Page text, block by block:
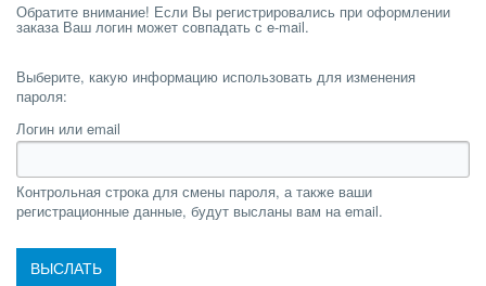
Выберите, какую информацию использовать для изменения
пароля:
Логин или email
Контрольная строка для смены пароля, а также ваши
регистрационные данные, будут высланы вам на email.